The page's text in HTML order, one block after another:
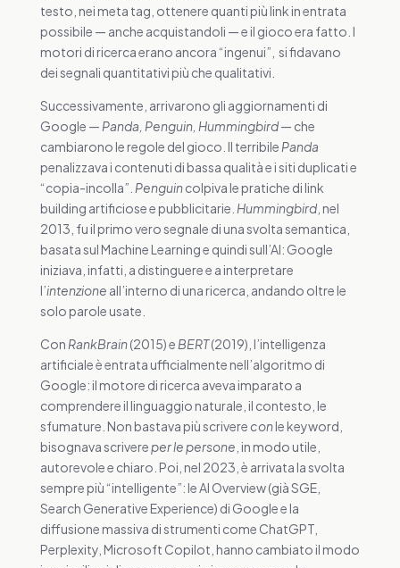
testo, nei meta tag, ottenere quanti più link in entrata
possibile — anche acquistandoli — e il gioco era fatto. I
motori di ricerca erano ancora “ingenui”, si fidavano
dei segnali quantitativi più che qualitativi.
Successivamente, arrivarono gli aggiornamenti di
Google — Panda, Penguin, Hummingbird— che
cambiarono le regole del gioco. Il terribile Panda
penalizzava i contenuti di bassa qualità e i siti duplicati e
“copia-incolla”. Penguincolpiva le pratiche di link
building artificiose e pubblicitarie. Hummingbird, nel
2013, fu il primo vero segnale di una svolta semantica,
basata sul Machine Learning e quindi sull’AI: Google
iniziava, infatti, a distinguere e a interpretare
l’intenzione all’interno di una ricerca, andando oltre le
solo parole usate.
Con RankBrain(2015) e BERT(2019), l’intelligenza
artificiale è entrata ufficialmente nell’algoritmo di
Google: il motore di ricerca aveva imparato a
comprendere il linguaggio naturale, il contesto, le
sfumature. Non bastava più scrivereconle keyword,
bisognava scrivereper le persone , in modo utile,
autorevole e chiaro. Poi, nel 2023, è arrivata la svolta
sempre più “intelligente”: le AI Overview (già SGE,
Search Generative Experience) di Google e la
diffusione massiva di strumenti come ChatGPT,
Perplexity, Microsoft Copilot, hanno cambiato il modo